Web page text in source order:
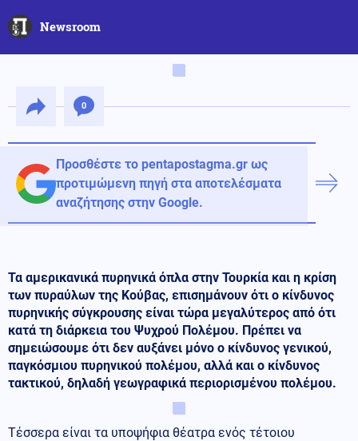
Newsroom
0
Προσθέστε το pentapostagma.gr ως
προτιμώμενη πηγή στα αποτελέσματα
αναζήτησης στην Google.
Τα αμερικανικά πυρηνικά όπλα στην Τουρκία και η κρίση
των πυραύλων της Κούβας, επισημάνουν ότι ο κίνδυνος
πυρηνικής σύγκρουσης είναι τώρα μεγαλύτερος από ότι
κατά τη διάρκεια του Ψυχρού Πολέμου. Πρέπει να
σημειώσουμε ότι δεν αυξάνει μόνο ο κίνδυνος γενικού,
παγκόσμιου πυρηνικού πολέμου, αλλά και ο κίνδυνος
τακτικού, δηλαδή γεωγραφικά περιορισμένου πολέμου.
Τέσσερα είναι τα υποψήφια θέατρα ενός τέτοιου